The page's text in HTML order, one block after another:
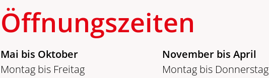
Öffnungszeiten
Mai bis Oktober
Montag bis Freitag
November bis April
Montag bis Donnerstag